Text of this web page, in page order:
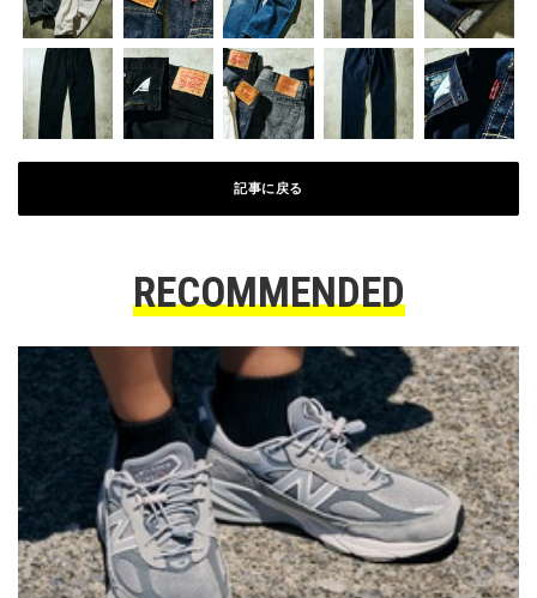
記事に戻る
RECOMMENDED